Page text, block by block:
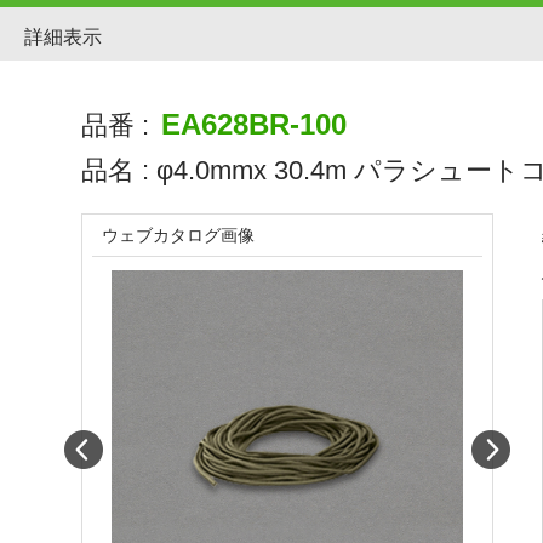
詳細表示
品番 : EA628BR-100
品名 : φ4.0mmx 30.4m パラシュート
ウェブカタログ画像